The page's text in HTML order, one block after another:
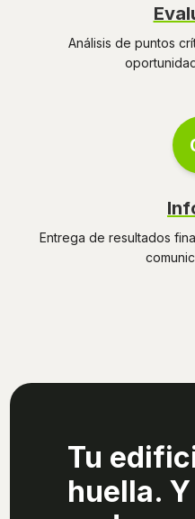
Análisis de puntos
Entrega de resultados
Tu
huella.